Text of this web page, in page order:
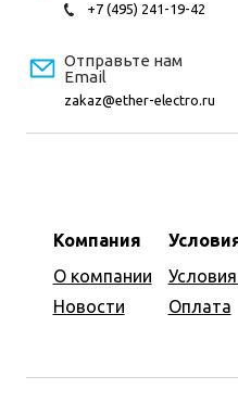
+7 (495) 241-19-42
Отправьте нам
Email
zakaz@ether-electro.ru
Компания
О компании
Новости
Оплата